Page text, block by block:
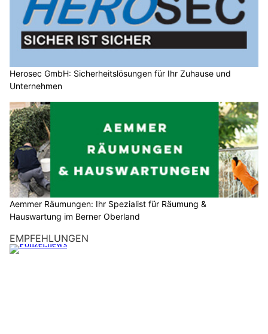
Herosec GmbH: Sicherheitslösungen für Ihr Zuhause und
Unternehmen
Aemmer Räumungen: Ihr Spezialist für Räumung &
Hauswartung im Berner Oberland
EMPFEHLUNGEN